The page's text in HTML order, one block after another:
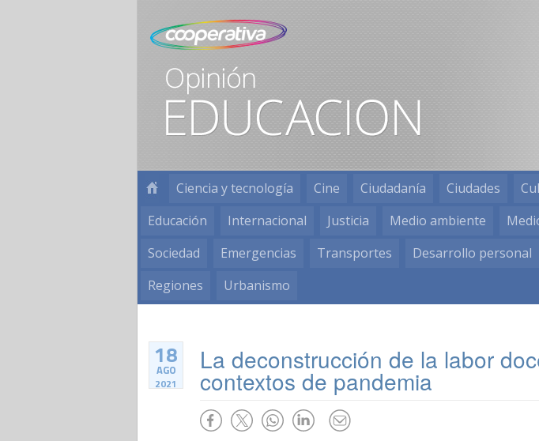
Ciencia y tecnología Cine Ciudadanía Ciudades
Educación
Internacional Justicia Medio ambiente
Sociedad
Emergencias Transportes Desarrollo personal
Regiones
Urbanismo
18
AGO
2021
La deconstrucción de la labor
contextos de pandemia